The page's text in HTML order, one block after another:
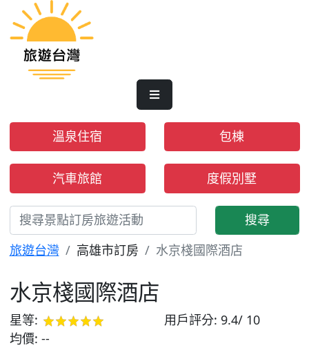
溫泉住宿 包棟
汽車旅館 度假別墅
搜尋
旅遊台灣
高雄市訂房 水京棧國際酒店
水京棧國際酒店
星等: 用戶評分: 9.4/ 10
均價: --